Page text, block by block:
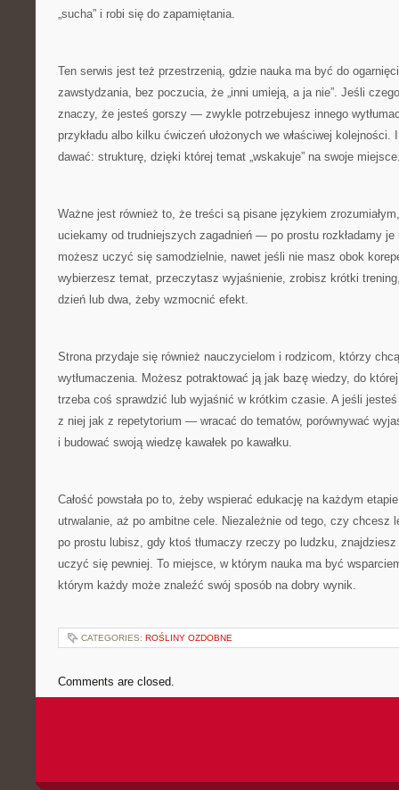
„sucha” i robi się do zapamiętania.
Ten serwis jest też przestrzenią, gdzie nauka ma być do
zawstydzania, bez poczucia, że „inni umieją, a ja nie”. Jeśli
znaczy, że jesteś gorszy — zwykle potrzebujesz innego
przykładu albo kilku ćwiczeń ułożonych we właściwej kolejności.
dawać: strukturę, dzięki której temat „wskakuje” na swoje
Ważne jest również to, że treści są pisane językiem
uciekamy od trudniejszych zagadnień — po prostu rozkładamy
możesz uczyć się samodzielnie, nawet jeśli nie masz obok
wybierzesz temat, przeczytasz wyjaśnienie, zrobisz krótki
dzień lub dwa, żeby wzmocnić efekt.
Strona przydaje się również nauczycielom i rodzicom, którzy
wytłumaczenia. Możesz potraktować ją jak bazę wiedzy, do
trzeba coś sprawdzić lub wyjaśnić w krótkim czasie. A jeśli
z niej jak z repetytorium — wracać do tematów, porównywać
i budować swoją wiedzę kawałek po kawałku.
Całość powstała po to, żeby wspierać edukację na każdym
utrwalanie, aż po ambitne cele. Niezależnie od tego, czy chcesz
po prostu lubisz, gdy ktoś tłumaczy rzeczy po ludzku,
uczyć się pewniej. To miejsce, w którym nauka ma być
którym każdy może znaleźć swój sposób na dobry wynik.
CATEGORIES: ROŚLINY OZDOBNE
Comments are closed.